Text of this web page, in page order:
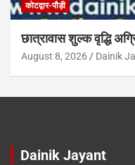
कोटद्वार-पौड़ी
छात्रावास शुल्क वृद्धि
August 8, 2026 Dainik
Dainik Jayant